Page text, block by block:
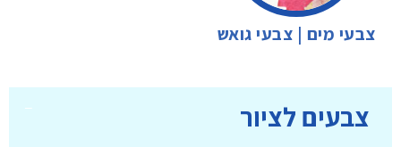
צבעי מים | צבעי גואש
צבעים לציור